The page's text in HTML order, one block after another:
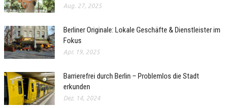
Aug. 27, 2025
Berliner Originale: Lokale Geschäfte & Dienstleister im
Fokus
Apr. 19, 2025
Barrierefrei durch Berlin – Problemlos die Stadt
erkunden
Dez. 14, 2024